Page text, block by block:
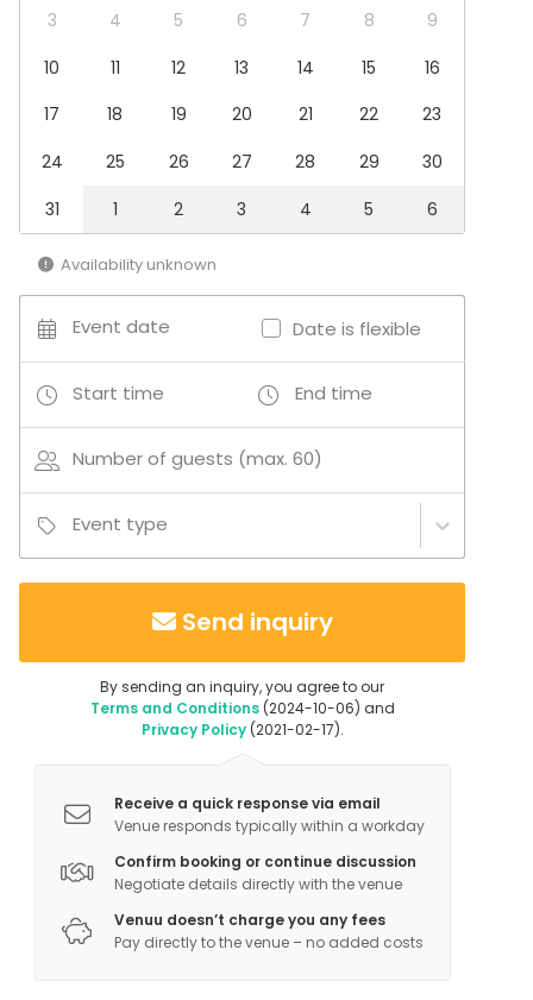
3
4 5 6 7 8
9
10
11 12 13 14 15
16
17
18 19 20 21 22
23
24
25 26 27 28 29
30
31
1 2 3 4 5 6
Availability unknown
Event date Date is flexible
Start time End time
Number of guests (max. 60)
Event type
Send inquiry
By sending an inquiry, you agree to our
Terms and Conditions(2024-10-06) and
Privacy Policy(2021-02-17).
Receive a quick response via email
Venue responds typically within a workday
Confirm booking or continue discussion
Negotiate details directly with the venue
Venuu doesn’t charge you any fees
Pay directly to the venue – no added costs